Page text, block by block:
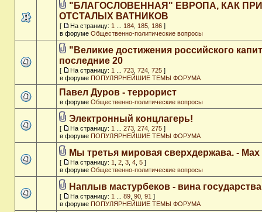
"БЛАГОСЛОВЕННАЯ" ЕВРОПА, КАК
ОТСТАЛЫХ ВАТНИКОВ
[ На страницу: 1 184 185 186 ]
в форуме Общественно-политические вопросы
"Великие достижения российского
последние 20
[ На страницу: 1 723 724 725 ]
в форуме ПОПУЛЯРНЕЙШИЕ ТЕМЫ ФОРУМА
Павел Дуров - террорист
в форуме Общественно-политические вопросы
Электронный концлагерь!
[ На страницу: 1 273 274 275 ]
в форуме ПОПУЛЯРНЕЙШИЕ ТЕМЫ ФОРУМА
Мы третья мировая сверхдержава. - Max
[ На страницу: 1 2 3 4 5 ]
в форуме Общественно-политические вопросы
Наплыв мастурбеков - вина государства
[ На страницу: 1 89 90 91 ]
в форуме ПОПУЛЯРНЕЙШИЕ ТЕМЫ ФОРУМА